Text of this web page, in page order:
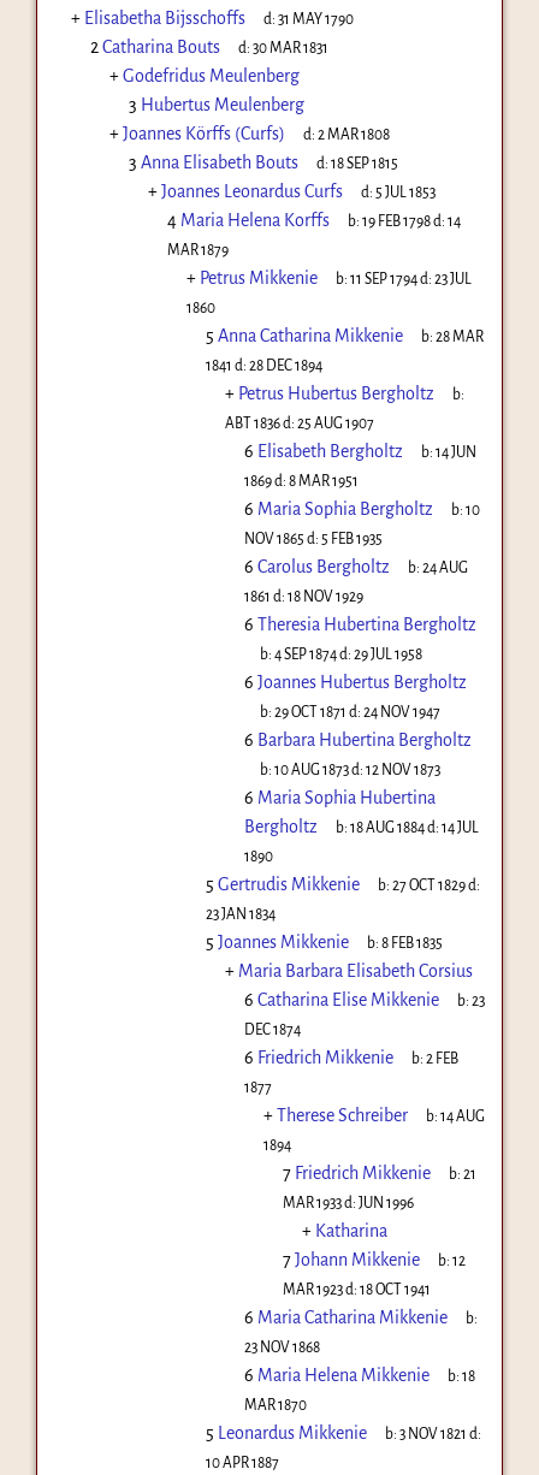
+ Elisabetha Bijsschoffs d:31 MAY 1790
2 Catharina Bouts d:30 MAR 1831
+Godefridus Meulenberg
3 Hubertus Meulenberg
+Joannes Körffs (Curfs) d:2 MAR 1808
3 Anna Elisabeth Bouts d:18 SEP 1815
+Joannes Leonardus Curfs d: 5 JUL 1853
4 Maria Helena Korffs b:19 FEB 1798d:14
MAR 1879
+ Petrus Mikkenie b:11 SEP 1794d:23 JUL
1860
5 Anna Catharina Mikkenie b:28 MAR
1841 d: 28 DEC 1894
+ Petrus Hubertus Bergholtz
b:
ABT 1836d: 25 AUG 1907
6 Elisabeth Bergholtz b:14 JUN
1869d: 8 MAR 1951
6 Maria Sophia Bergholtz b:10
NOV 1865 d: 5 FEB 1935
6 Carolus Bergholtz b:24 AUG
1861 d: 18 NOV 1929
6 Theresia Hubertina Bergholtz
b:4 SEP 1874d:29 JUL 1958
6 Joannes Hubertus Bergholtz
b:29 OCT 1871 d:24 NOV 1947
6 Barbara Hubertina Bergholtz
b:10 AUG 1873d:12 NOV 1873
6 Maria Sophia Hubertina
Bergholtz
b:18 AUG 1884d:14 JUL
1890
5 Gertrudis Mikkenie b:27 OCT 1829d:
23 JAN 1834
5 Joannes Mikkenie b:8 FEB 1835
+ Maria Barbara Elisabeth Corsius
6 Catharina Elise Mikkenie b:23
DEC 1874
6 Friedrich Mikkenie b:2 FEB
1877
+Therese Schreiber b:14 AUG
1894
7 Friedrich Mikkenie b:21
MAR 1933d: JUN 1996
+ Katharina
7Johann Mikkenie b:12
MAR 1923d: 18 OCT 1941
6 Maria Catharina Mikkenie
b:
23 NOV 1868
6 Maria Helena Mikkenie b:18
MAR 1870
5 Leonardus Mikkenie b:3 NOV 1821 d:
10 APR 1887